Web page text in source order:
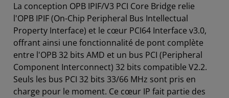
La conception OPB IPIF/V3 PCI Core Bridge relie
l'OPB IPIF (On-Chip Peripheral Bus Intellectual
Property Interface) et le cœur PCI64 Interface v3.0,
offrant ainsi une fonctionnalité de pont complète
entre l'OPB 32 bits AMD et un bus PCI (Peripheral
Component Interconnect) 32 bits compatible V2.2.
Seuls les bus PCI 32 bits 33/66 MHz sont pris en
charge pour le moment. Ce cœur IP fait partie des